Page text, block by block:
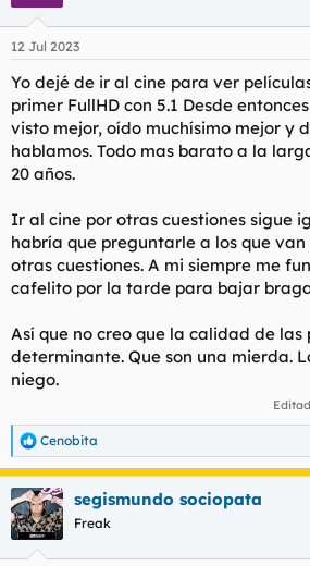
e
:
12 Jul 2023
Yo dejé de ir al cine para ver
primer FullHD con 5.1 Desde
visto mejor, oído muchísimo mejor y
hablamos. Todo mas barato a la
20 años.
Ir al cine por otras cuestiones sigue
habría que preguntarle a los que van
otras cuestiones. A mi siempre me
cafelito por la tarde para bajar
Así que no creo que la calidad de las
determinante. Que son una mierda.
niego.
R
e
a
c
c
i
Cenobita
segismundo sociopata
Freak